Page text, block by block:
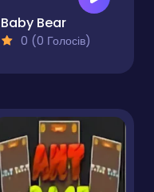
Baby Bear
0 (0 Голосів)